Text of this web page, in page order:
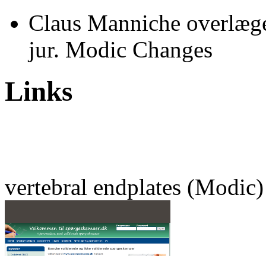
Claus Manniche
jur. Modic Changes
Links
vertebral endplates (Modic)